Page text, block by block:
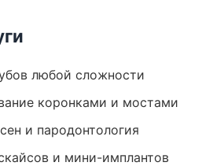
любой сложности
коронками и мостами
и пародонтология
и мини-имплантов